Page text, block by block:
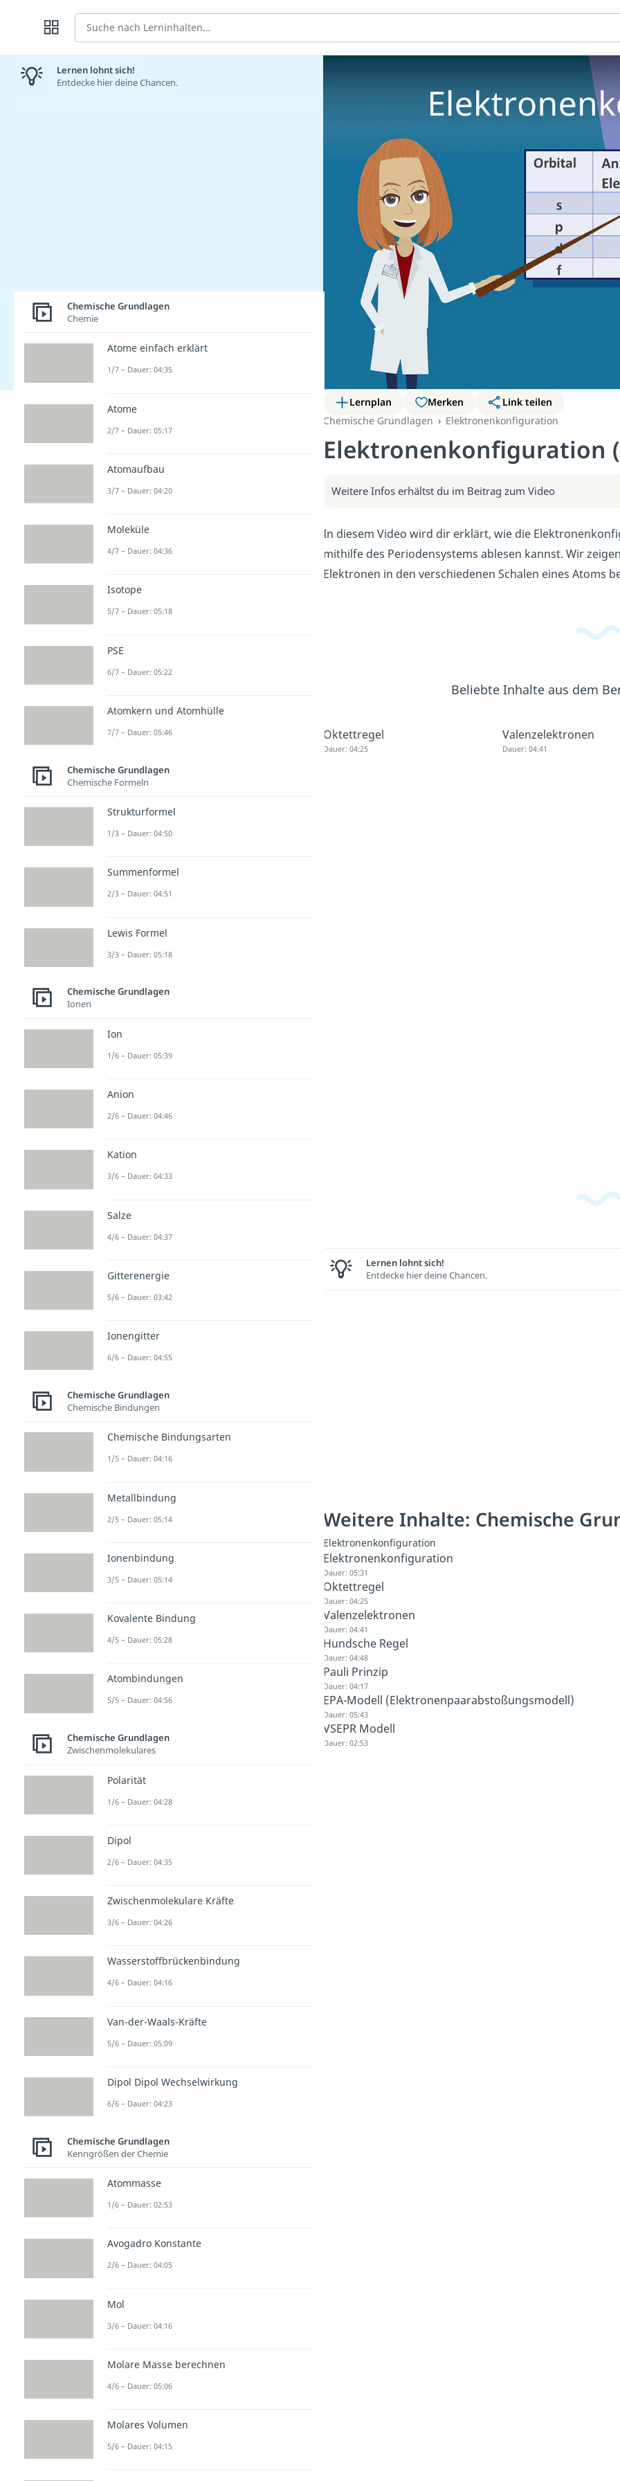
Suche
Lernplan Merken
Link teilen
Chemische Grundlagen
Elektronenkonfiguration
Elektronenkonfiguration
Weitere Infos erhältst du im Beitrag zum Video
In diesem Video wird dir erklärt, wie die
mithilfe des Periodensystems ablesen kannst. Wir
Elektronen in den verschiedenen Schalen eines Atoms
Beliebte Inhalte aus dem
Oktettregel
Dauer: 04:25
Valenzelektronen
Dauer: 04:41
Lernen lohnt sich!
Entdecke hier deine Chancen.
Weitere Inhalte: Chemische
Elektronenkonfiguration
Elektronenkonfiguration
Dauer: 05:31
Oktettregel
Dauer: 04:25
Valenzelektronen
Dauer: 04:41
Hundsche Regel
Dauer: 04:48
Pauli Prinzip
Dauer: 04:17
EPA-Modell (Elektronenpaarabstoßungsmodell)
Dauer: 05:43
VSEPR Modell
Dauer: 02:53
Lernen lohnt sich!
Entdecke hier deine Chancen.
Chemische Grundlagen
Chemie
Atome einfach erklärt
1/7 – Dauer: 04:35
Atome
2/7 – Dauer: 05:17
Atomaufbau
3/7 – Dauer: 04:20
Moleküle
4/7 – Dauer: 04:36
Isotope
5/7 – Dauer: 05:18
PSE
6/7 – Dauer: 05:22
Atomkern und Atomhülle
7/7 – Dauer: 05:46
Chemische Grundlagen
Chemische Formeln
Strukturformel
1/3 – Dauer: 04:50
Summenformel
2/3 – Dauer: 04:51
Lewis Formel
3/3 – Dauer: 05:18
Chemische Grundlagen
Ionen
Ion
1/6 – Dauer: 05:39
Anion
2/6 – Dauer: 04:46
Kation
3/6 – Dauer: 04:33
Salze
4/6 – Dauer: 04:37
Gitterenergie
5/6 – Dauer: 03:42
Ionengitter
6/6 – Dauer: 04:55
Chemische Grundlagen
Chemische Bindungen
Chemische Bindungsarten
1/5 – Dauer: 04:16
Metallbindung
2/5 – Dauer: 05:14
Ionenbindung
3/5 – Dauer: 05:14
Kovalente Bindung
4/5 – Dauer: 05:28
Atombindungen
5/5 – Dauer: 04:56
Chemische Grundlagen
Zwischenmolekulares
Polarität
1/6 – Dauer: 04:28
Dipol
2/6 – Dauer: 04:35
Zwischenmolekulare Kräfte
3/6 – Dauer: 04:26
Wasserstoffbrückenbindung
4/6 – Dauer: 04:16
Van-der-Waals-Kräfte
5/6 – Dauer: 05:09
Dipol Dipol Wechselwirkung
6/6 – Dauer: 04:23
Chemische Grundlagen
Kenngrößen der Chemie
Atommasse
1/6 – Dauer: 02:53
Avogadro Konstante
2/6 – Dauer: 04:05
Mol
3/6 – Dauer: 04:16
Molare Masse berechnen
4/6 – Dauer: 05:06
Molares Volumen
5/6 – Dauer: 04:15